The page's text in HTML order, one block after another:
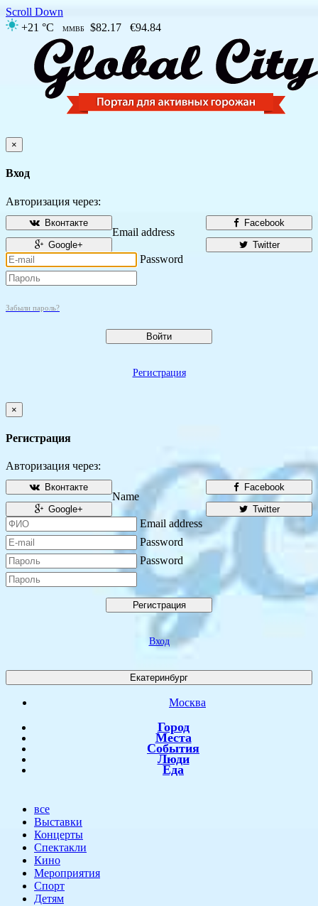
Scroll Down
+21 °C
ММВБ $82.17 €94.84
×
Вход
Авторизация через:
Facebook
Вконтакте
Twitter
Google+
Email address
Password
Забыли пароль?
Войти
Регистрация
×
Регистрация
Авторизация через:
Facebook
Вконтакте
Twitter
Google+
Name
Email address
Password
Password
Регистрация
Вход
Екатеринбург
Москва
Город
Места
События
Люди
Еда
все
Выставки
Концерты
Спектакли
Кино
Мероприятия
Спорт
Детям